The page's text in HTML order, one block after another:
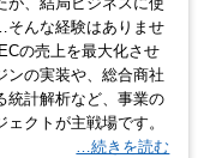
んな経験はありませ
の売上を最大化させ
ンの実装や、総合商社
統計解析など、事業の
クトが主戦場です。
…続きを読む